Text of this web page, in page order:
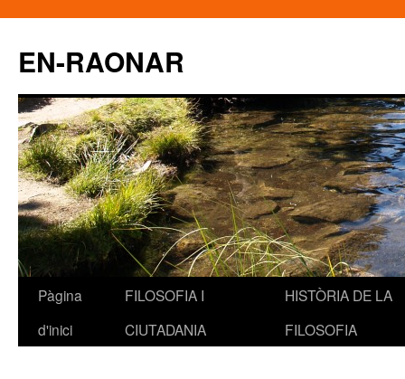
EN-RAONAR
Vés
Pàgina
d'inici
FILOSOFIA I
CIUTADANIA
HISTÒRIA DE LA
FILOSOFIA